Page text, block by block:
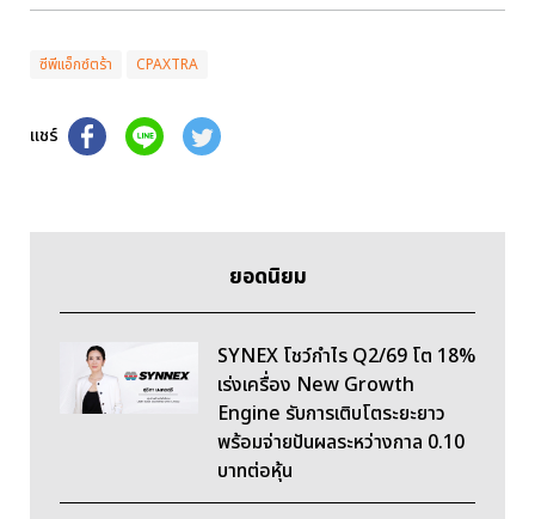
ซีพีแอ็กซ์ตร้า CPAXTRA
แชร์
ยอดนิยม
SYNEX โชว์กำไร Q2/69 โต 18%
เร่งเครื่อง New Growth
Engine รับการเติบโตระยะยาว
พร้อมจ่ายปันผลระหว่างกาล 0.10
บาทต่อหุ้น